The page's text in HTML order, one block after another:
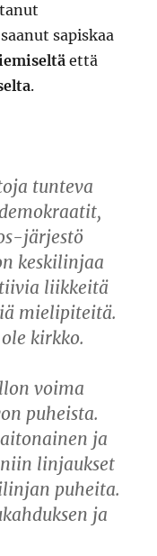
sapiskaa
että
.
tunteva
järjestö
keskilinjaa
liikkeitä
mielipiteitä.
kirkko.
voima
puheista.
ja
linjaukset
puheita.
ja